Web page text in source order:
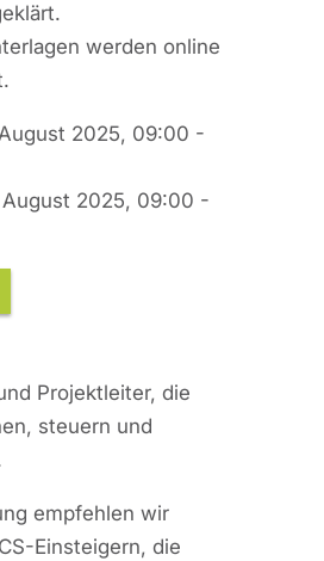
werden online
2025, 09:00 -
2025, 09:00 -
Projektleiter, die
steuern und
empfehlen wir
Einsteigern, die